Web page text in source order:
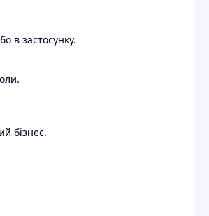
в застосунку.
бізнес.